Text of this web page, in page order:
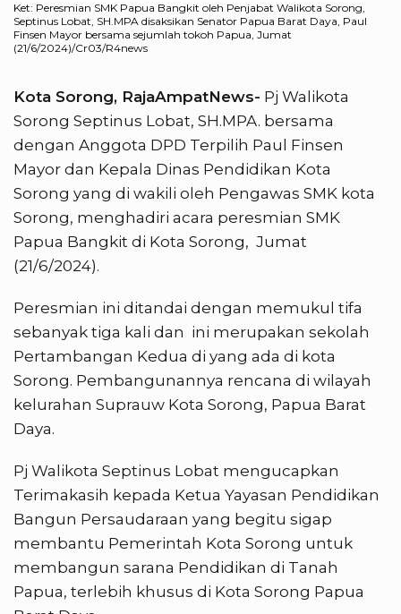
Ket: Peresmian SMK Papua Bangkit oleh Penjabat Walikota Sorong,
Septinus Lobat, SH.MPA disaksikan Senator Papua Barat Daya, Paul
Finsen Mayor bersama sejumlah tokoh Papua, Jumat
(21/6/2024)/Cr03/R4news
Kota Sorong, RajaAmpatNews- Pj Walikota
Sorong Septinus Lobat, SH.MPA. bersama
dengan Anggota DPD Terpilih Paul Finsen
Mayor dan Kepala Dinas Pendidikan Kota
Sorong yang di wakili oleh Pengawas SMK kota
Sorong, menghadiri acara peresmian SMK
Papua Bangkit di Kota Sorong, Jumat
(21/6/2024).
Peresmian ini ditandai dengan memukul tifa
sebanyak tiga kali dan ini merupakan sekolah
Pertambangan Kedua di yang ada di kota
Sorong. Pembangunannya rencana di wilayah
kelurahan Suprauw Kota Sorong, Papua Barat
Daya.
Pj Walikota Septinus Lobat mengucapkan
Terimakasih kepada Ketua Yayasan Pendidikan
Bangun Persaudaraan yang begitu sigap
membantu Pemerintah Kota Sorong untuk
membangun sarana Pendidikan di Tanah
Papua, terlebih khusus di Kota Sorong Papua